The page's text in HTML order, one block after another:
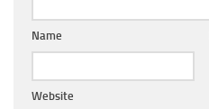
Name
Website